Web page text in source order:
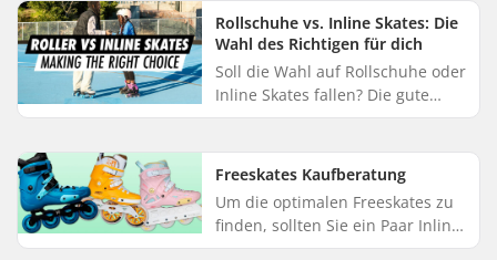
körperlichen Fitness. Durch die
Kombin...
Rollschuhe vs. Inline Skates: Die
Wahl des Richtigen für dich
Soll die Wahl auf Rollschuhe oder
Inline Skates fallen? Die gute
Nachricht ist, dass du nichts
Anfänger als auch für ...
Freeskates Kaufberatung
Um die optimalen Freeskates zu
finden, sollten Sie ein Paar Inline
Skates wählen, das auf Ihren